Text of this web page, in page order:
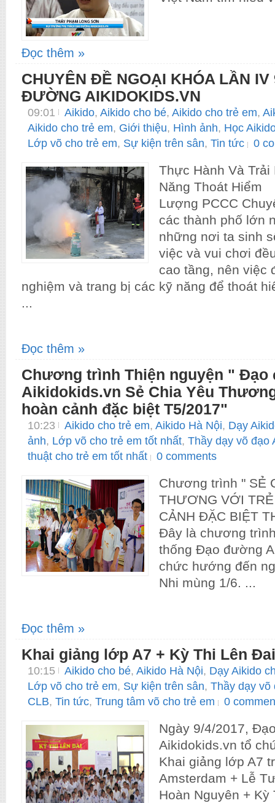
Đọc thêm »
CHUYÊN ĐỀ NGOẠI KHÓA LẦN
ĐƯỜNG AIKIDOKIDS.VN
09:01 Aikido, Aikido cho bé, Aikido cho trẻ em,
Aikido cho trẻ em, Giới thiệu, Hình ảnh, Học
Lớp võ cho trẻ em, Sự kiện trên sân, Tin tức 0
Thực Hành Và Trải
Năng Thoát
Lượng PCCC
các thành phố lớn
những nơi ta sinh
việc và vui chơi
cao tầng, nên việc
nghiệm và trang bị các kỹ năng để thoát
...
Đọc thêm »
Chương trình Thiện nguyện " Đạo
Aikidokids.vn Sẻ Chia Yêu
hoàn cảnh đặc biệt T5/2017"
10:23 Aikido cho trẻ em, Aikido Hà Nội, Dạy
ảnh, Lớp võ cho trẻ em tốt nhất, Thầy dạy võ đạo
thuật cho trẻ em tốt nhất
0 comments
Chương trình " SẺ
THƯƠNG VỚI
CẢNH ĐẶC BIỆT
Đây là chương
thống Đạo đường
chức hướng đến
Nhi mùng 1/6. ...
Đọc thêm »
Khai giảng lớp A7 + Kỳ Thi Lên
10:15 Aikido cho bé, Aikido Hà Nội, Dạy Aikido
Lớp võ cho trẻ em, Sự kiện trên sân, Thầy dạy võ
CLB, Tin tức, Trung tâm võ cho trẻ em 0
Ngày 9/4/2017,
Aikidokids.vn tổ
Khai giảng lớp A7
Amsterdam + Lễ
Hoàn Nguyên +